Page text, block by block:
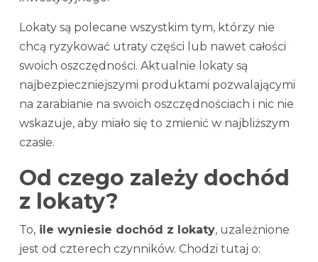
Lokaty są polecane wszystkim tym, którzy nie
chcą ryzykować utraty części lub nawet całości
swoich oszczędności. Aktualnie lokaty są
najbezpieczniejszymi produktami pozwalającymi
na zarabianie na swoich oszczędnościach i nic nie
wskazuje, aby miało się to zmienić w najbliższym
czasie.
Od czego zależy dochód
z lokaty?
To, ile wyniesie dochód z lokaty, uzależnione
jest od czterech czynników. Chodzi tutaj o: